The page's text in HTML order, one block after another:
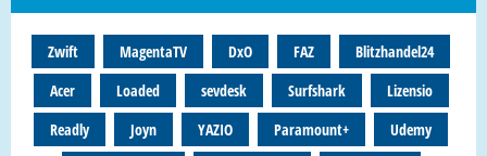
Zwift MagentaTV DxO FAZ
Blitzhandel24
Acer
Loaded sevdesk Surfshark
Lizensio
Readly
Joyn YAZIO Paramount+
Udemy